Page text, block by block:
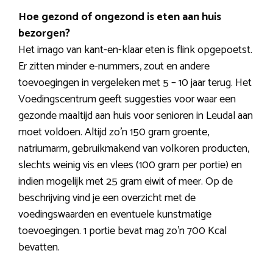
Hoe gezond of ongezond is eten aan huis
bezorgen?
Het imago van kant-en-klaar eten is flink opgepoetst.
Er zitten minder e-nummers, zout en andere
toevoegingen in vergeleken met 5 – 10 jaar terug. Het
Voedingscentrum geeft suggesties voor waar een
gezonde maaltijd aan huis voor senioren in Leudal aan
moet voldoen. Altijd zo’n 150 gram groente,
natriumarm, gebruikmakend van volkoren producten,
slechts weinig vis en vlees (100 gram per portie) en
indien mogelijk met 25 gram eiwit of meer. Op de
beschrijving vind je een overzicht met de
voedingswaarden en eventuele kunstmatige
toevoegingen. 1 portie bevat mag zo’n 700 Kcal
bevatten.